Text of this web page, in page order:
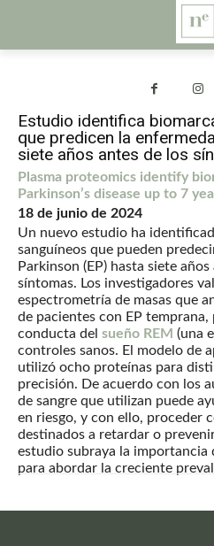
Estudio identifica
que predicen la
siete años antes de los
Plasma proteomics identify
Parkinson’s disease up to 7
18 de junio de 2024
Un nuevo estudio ha
sanguíneos que pueden
Parkinson (EP) hasta siete
síntomas. Los investigadores
espectrometría de masas que
de pacientes con EP
conducta del sueño REM (una
controles sanos. El modelo de
utilizó ocho proteínas para
precisión. De acuerdo con los
de sangre que utilizan puede
en riesgo, y con ello, proceder
destinados a retardar o
estudio subraya la importancia
para abordar la creciente